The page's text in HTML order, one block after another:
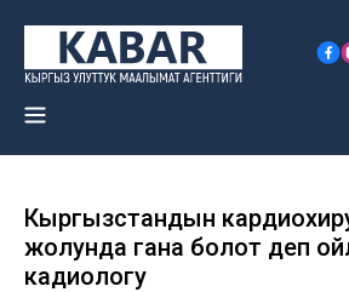
Кыргызстандын
жолунда гана болот деп
кадиологу